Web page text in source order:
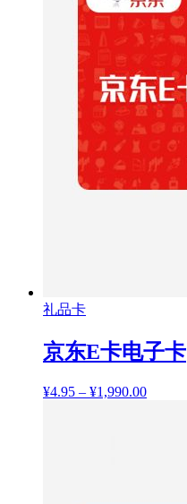
礼品卡
京东E卡电子卡
¥4.95 – ¥1,990.00